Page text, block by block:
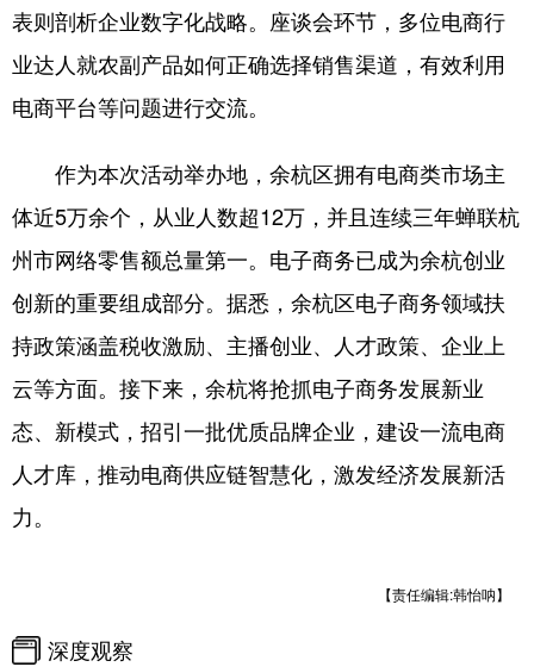
表则剖析企业数字化战略。座谈会环节，多位电商行
业达人就农副产品如何正确选择销售渠道，有效利用
电商平台等问题进行交流。
作为本次活动举办地，余杭区拥有电商类市场主
体近5万余个，从业人数超12万，并且连续三年蝉联杭
州市网络零售额总量第一。电子商务已成为余杭创业
创新的重要组成部分。据悉，余杭区电子商务领域扶
持政策涵盖税收激励、主播创业、人才政策、企业上
云等方面。接下来，余杭将抢抓电子商务发展新业
态、新模式，招引一批优质品牌企业，建设一流电商
人才库，推动电商供应链智慧化，激发经济发展新活
力。
【责任编辑:韩怡呐】
深度观察